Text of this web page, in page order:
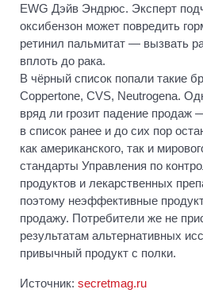
EWG Дэйв Эндрюс. Эксперт
оксибензон может повредить
ретинил пальмитат — вызвать
вплоть до рака.
В чёрный список попали такие
Coppertone, CVS, Neutrogena.
вряд ли грозит падение продаж
в список ранее и до сих пор
как американского, так и
стандарты Управления по
продуктов и лекарственных
поэтому неэффективные
продажу. Потребители же не
результатам альтернативных
привычный продукт с полки.
Источник: secretmag.ru